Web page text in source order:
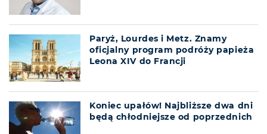
Paryż, Lourdes i Metz. Znamy
oficjalny program podróży papieża
Leona XIV do Francji
Koniec upałów! Najbliższe dwa dni
będą chłodniejsze od poprzednich